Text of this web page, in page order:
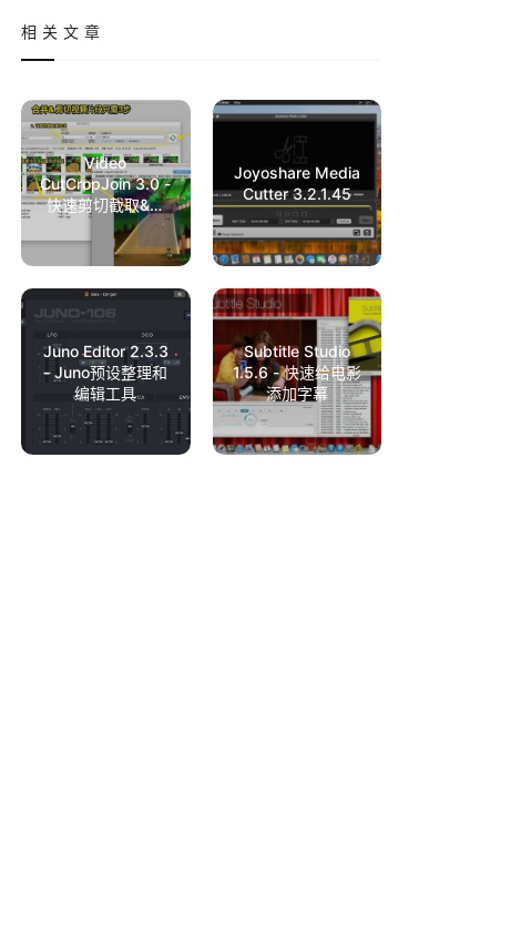
相关文章
Video
CutCropJoin 3.0 -
快速剪切截取&合
并视频
Joyoshare Media
Cutter 3.2.1.45
Juno Editor 2.3.3
- Juno预设整理和
编辑工具
Subtitle Studio
1.5.6 - 快速给电影
添加字幕